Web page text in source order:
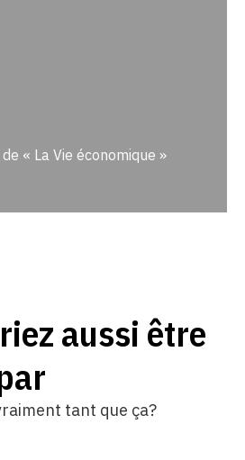
« La Vie économique »
aussi être